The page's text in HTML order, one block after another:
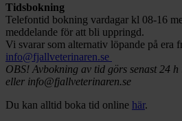
Tidsbokning
Telefontid bokning vardagar kl 08-16
meddelande för att bli uppringd.
Vi svarar som alternativ löpande på era
info@fjallveterinaren.se
OBS! Avbokning av tid görs senast 24
eller info@fjallveterinaren.se
Du kan alltid boka tid online här.